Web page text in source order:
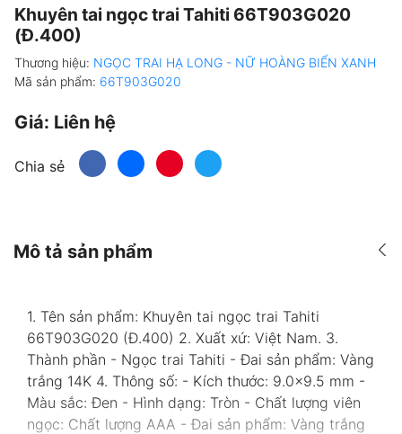
Khuyên tai ngọc trai Tahiti 66T903G020
(Đ.400)
Thương hiệu: NGỌC TRAI HẠ LONG - NỮ HOÀNG BIỂN XANH
Mã sản phẩm: 66T903G020
Giá: Liên hệ
Chia sẻ
Mô tả sản phẩm
1. Tên sản phẩm: Khuyên tai ngọc trai Tahiti
66T903G020 (Đ.400) 2. Xuất xứ: Việt Nam. 3.
Thành phần - Ngọc trai Tahiti - Đai sản phẩm: Vàng
trắng 14K 4. Thông số: - Kích thước: 9.0x9.5 mm -
Màu sắc: Đen - Hình dạng: Tròn - Chất lượng viên
ngọc: Chất lượng AAA - Đai sản phẩm: Vàng trắng